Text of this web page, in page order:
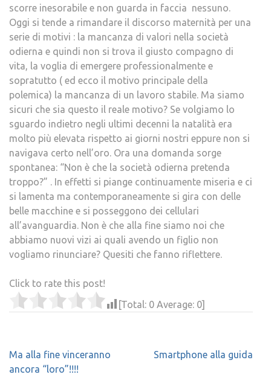
scorre inesorabile e non guarda in faccia nessuno.
Oggi si tende a rimandare il discorso maternità per una
serie di motivi : la mancanza di valori nella società
odierna e quindi non si trova il giusto compagno di
vita, la voglia di emergere professionalmente e
sopratutto ( ed ecco il motivo principale della
polemica) la mancanza di un lavoro stabile. Ma siamo
sicuri che sia questo il reale motivo? Se volgiamo lo
sguardo indietro negli ultimi decenni la natalità era
molto più elevata rispetto ai giorni nostri eppure non si
navigava certo nell’oro. Ora una domanda sorge
spontanea: “Non è che la società odierna pretenda
troppo?” . In effetti si piange continuamente miseria e ci
si lamenta ma contemporaneamente si gira con delle
belle macchine e si posseggono dei cellulari
all’avanguardia. Non è che alla fine siamo noi che
abbiamo nuovi vizi ai quali avendo un figlio non
vogliamo rinunciare? Quesiti che fanno riflettere.
Click to rate this post!
[Total: 0 Average: 0]
Navigazione
articoli
Ma alla fine vinceranno
ancora “loro”!!!!
Smartphone alla guida